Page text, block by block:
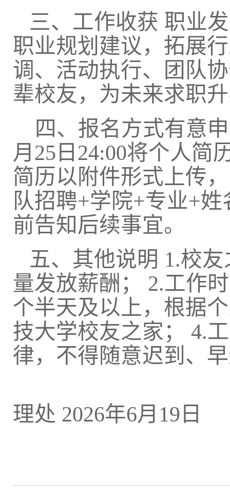
三、工作收获 职业
职业规划建议，拓展
调、活动执行、团队
辈校友，为未来求职
四、报名方式有意
月 25 日 24:00将个人简
简历以附件形式上传
队招聘+学院+专业+姓
前告知后续事宜。
五、其他说明 1.校友
量发放薪酬；
2.工作
个半天及以上，根据
技大学校友之家；
4.
律，不得随意迟到、
理处 2026年6月 19 日